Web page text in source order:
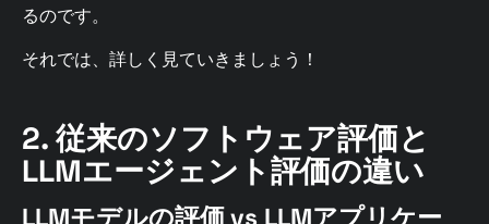
るのです。
それでは、詳しく見ていきましょう！
2. 従来のソフトウェア評価と
LLMエージェント評価の違い